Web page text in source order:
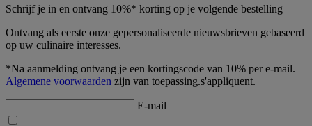
Schrijf je in en ontvang 10%* korting op je volgende bestelling
Ontvang als eerste onze gepersonaliseerde nieuwsbrieven gebaseerd
op uw culinaire interesses.
*Na aanmelding ontvang je een kortingscode van 10% per e-mail.
Algemene voorwaarden zijn van toepassing.s'appliquent.
E-mail